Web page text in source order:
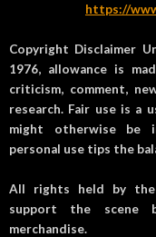
https://
Copyright Disclaimer
1976, allowance is
criticism, comment,
research. Fair use is
might otherwise be
personal use tips the
All rights held by the
support the scene
merchandise.